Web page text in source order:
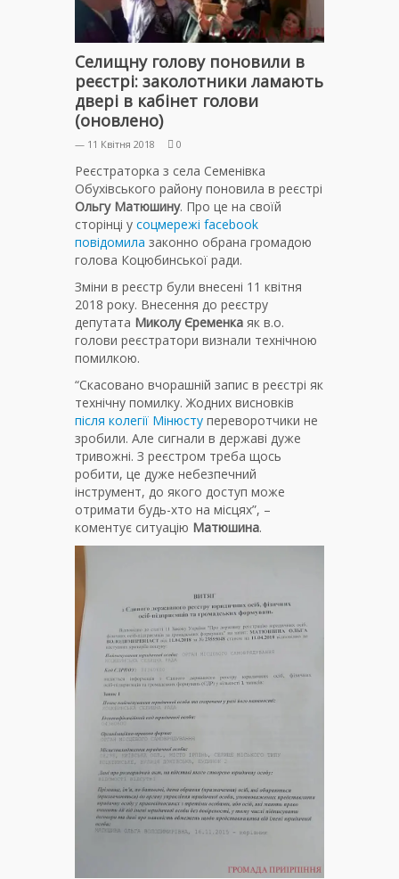
Селищну голову поновили в
реєстрі: заколотники ламають
двері в кабінет голови
(оновлено)
— 11 Квітня 2018 0
Реєстраторка з села Семенівка
Обухівського району поновила в реєстрі
Ольгу Матюшину. Про це на своїй
сторінці у соцмережі facebook
повідомила законно обрана громадою
голова Коцюбинської ради.
Зміни в реєстр були внесені 11 квітня
2018 року. Внесення до реєстру
депутата Миколу Єременка як в.о.
голови реєстратори визнали технічною
помилкою.
“Скасовано вчорашній запис в реєстрі як
технічну помилку. Жодних висновків
після колегії Мінюсту переворотчики не
зробили. Але сигнали в державі дуже
тривожні. З реєстром треба щось
робити, це дуже небезпечний
інструмент, до якого доступ може
отримати будь-хто на місцях”, –
коментує ситуацію Матюшина.